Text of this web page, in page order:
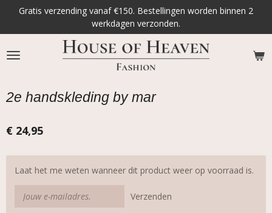
naar
de
hoofdinhoud
Gratis verzending vanaf €150. Bestellingen worden binnen 2
werkdagen verzonden.
2e handskleding by mar
€ 24,95
Laat het me weten wanneer dit product weer op voorraad is.
Verzenden